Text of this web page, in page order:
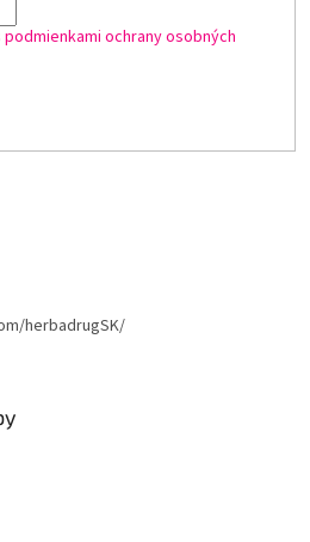
podmienkami ochrany osobných
herbadrugSK/